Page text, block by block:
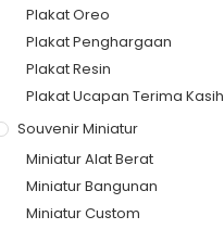
Plakat Oreo
Plakat Penghargaan
Plakat Resin
Plakat Ucapan Terima Kasih
Souvenir Miniatur
Miniatur Alat Berat
Miniatur Bangunan
Miniatur Custom